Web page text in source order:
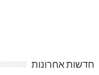
חדשות אחרונות